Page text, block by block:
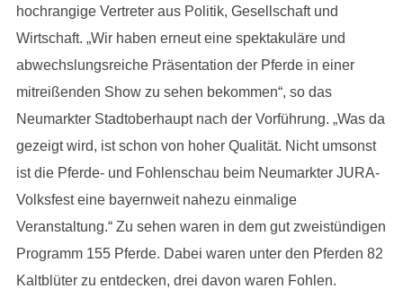
hochrangige Vertreter aus Politik, Gesellschaft und
Wirtschaft. „Wir haben erneut eine spektakuläre und
abwechslungsreiche Präsentation der Pferde in einer
mitreißenden Show zu sehen bekommen“, so das
Neumarkter Stadtoberhaupt nach der Vorführung. „Was da
gezeigt wird, ist schon von hoher Qualität. Nicht umsonst
ist die Pferde- und Fohlenschau beim Neumarkter JURA-
Volksfest eine bayernweit nahezu einmalige
Veranstaltung.“ Zu sehen waren in dem gut zweistündigen
Programm 155 Pferde. Dabei waren unter den Pferden 82
Kaltblüter zu entdecken, drei davon waren Fohlen.